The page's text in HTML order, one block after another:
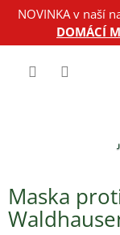
PřejítNOVINKA v naší
DOMÁCÍ
Maska